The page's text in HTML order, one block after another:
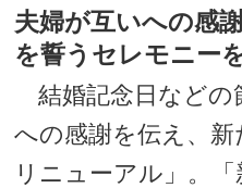
夫婦が互いへの感
を誓うセレモニー
結婚記念日などの
への感謝を伝え、
リニューアル」。